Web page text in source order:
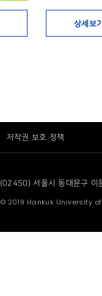
상세보
저작권 보호 정책
(02450) 서울시 동대문구
© 2019 Hankuk University